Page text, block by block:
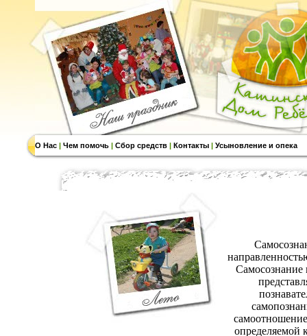
О Нас | Чем помочь | Сбор средств | Контакты | Усыновление и опека
Самосознание
определяемой